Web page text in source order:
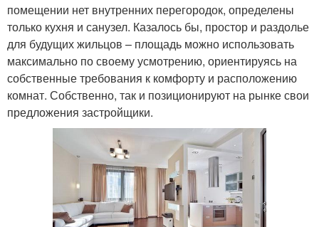
помещении нет внутренних перегородок, определены
только кухня и санузел. Казалось бы, простор и раздолье
для будущих жильцов – площадь можно использовать
максимально по своему усмотрению, ориентируясь на
собственные требования к комфорту и расположению
комнат. Собственно, так и позиционируют на рынке свои
предложения застройщики.